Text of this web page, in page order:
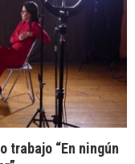
trabajo “En ningún